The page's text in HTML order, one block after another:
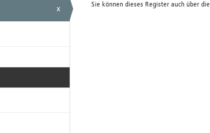
x
Sie können dieses Register auch über die